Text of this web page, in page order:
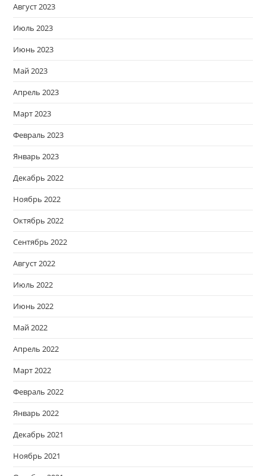
Август 2023
Июль 2023
Июнь 2023
Май 2023
Апрель 2023
Март 2023
Февраль 2023
Январь 2023
Декабрь 2022
Ноябрь 2022
Октябрь 2022
Сентябрь 2022
Август 2022
Июль 2022
Июнь 2022
Май 2022
Апрель 2022
Март 2022
Февраль 2022
Январь 2022
Декабрь 2021
Ноябрь 2021